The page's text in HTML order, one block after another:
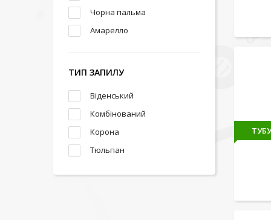
Чорна пальма
Амарелло
ТИП ЗАПИЛУ
Віденський
Комбінований
Корона
Тюльпан